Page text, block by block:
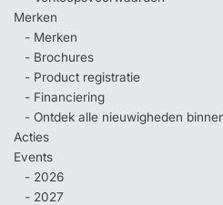
Merken
- Merken
- Brochures
- Product registratie
- Financiering
- Ontdek alle nieuwigheden
Acties
Events
- 2026
- 2027